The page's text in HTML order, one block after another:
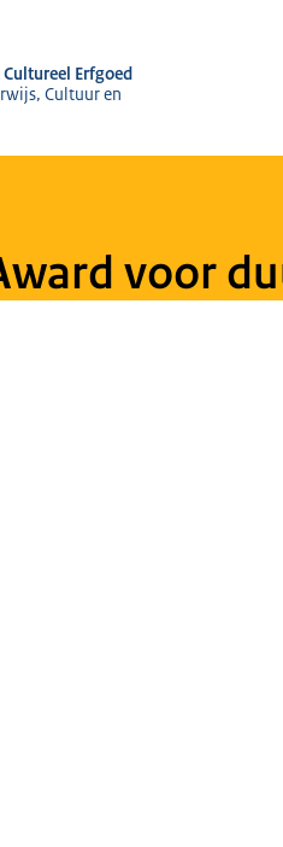
Erfgoed
Cultuur en
voor